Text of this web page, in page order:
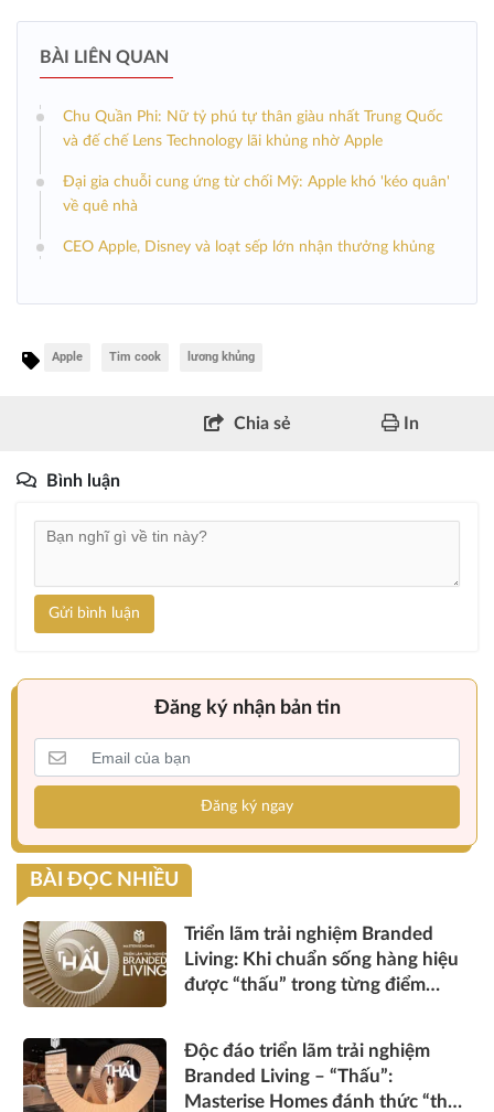
BÀI LIÊN QUAN
Chu Quần Phi: Nữ tỷ phú tự thân giàu nhất Trung Quốc
và đế chế Lens Technology lãi khủng nhờ Apple
Đại gia chuỗi cung ứng từ chối Mỹ: Apple khó 'kéo quân'
về quê nhà
CEO Apple, Disney và loạt sếp lớn nhận thưởng khủng
Apple Tim cook lương khủng
Chia sẻ In
Bình luận
Gửi bình luận
Đăng ký nhận bản tin
Đăng ký ngay
BÀI ĐỌC NHIỀU
Triển lãm trải nghiệm Branded
Living: Khi chuẩn sống hàng hiệu
được “thấu” trong từng điểm
Độc đáo triển lãm trải nghiệm
Branded Living – “Thấu”:
Masterise Homes đánh thức “thấu